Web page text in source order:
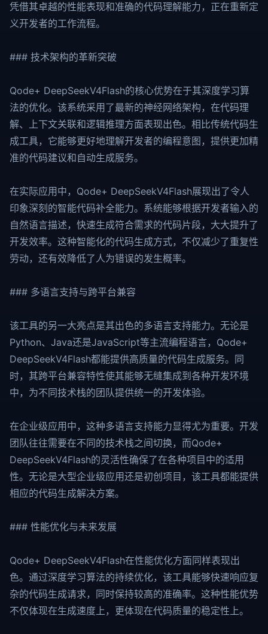
凭借其卓越的性能表现和准确的代码理解能力，正在重新定
义开发者的工作流程。
### 技术架构的革新突破
Qode+ DeepSeekV4Flash的核心优势在于其深度学习算
法的优化。该系统采用了最新的神经网络架构，在代码理
解、上下文关联和逻辑推理方面表现出色。相比传统代码生
成工具，它能够更好地理解开发者的编程意图，提供更加精
准的代码建议和自动生成服务。
在实际应用中，Qode+ DeepSeekV4Flash展现出了令人
印象深刻的智能代码补全能力。系统能够根据开发者输入的
自然语言描述，快速生成符合需求的代码片段，大大提升了
开发效率。这种智能化的代码生成方式，不仅减少了重复性
劳动，还有效降低了人为错误的发生概率。
### 多语言支持与跨平台兼容
该工具的另一大亮点是其出色的多语言支持能力。无论是
Python、Java还是JavaScript等主流编程语言，Qode+
DeepSeekV4Flash都能提供高质量的代码生成服务。同
时，其跨平台兼容特性使其能够无缝集成到各种开发环境
中，为不同技术栈的团队提供统一的开发体验。
在企业级应用中，这种多语言支持能力显得尤为重要。开发
团队往往需要在不同的技术栈之间切换，而Qode+
DeepSeekV4Flash的灵活性确保了在各种项目中的适用
性。无论是大型企业级应用还是初创项目，该工具都能提供
相应的代码生成解决方案。
### 性能优化与未来发展
Qode+ DeepSeekV4Flash在性能优化方面同样表现出
色。通过深度学习算法的持续优化，该工具能够快速响应复
杂的代码生成请求，同时保持较高的准确率。这种性能优势
不仅体现在生成速度上，更体现在代码质量的稳定性上。